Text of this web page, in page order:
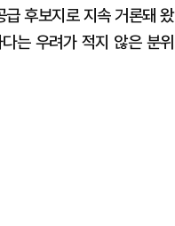
후보지로 지속 거론돼 왔
는 우려가 적지 않은 분위